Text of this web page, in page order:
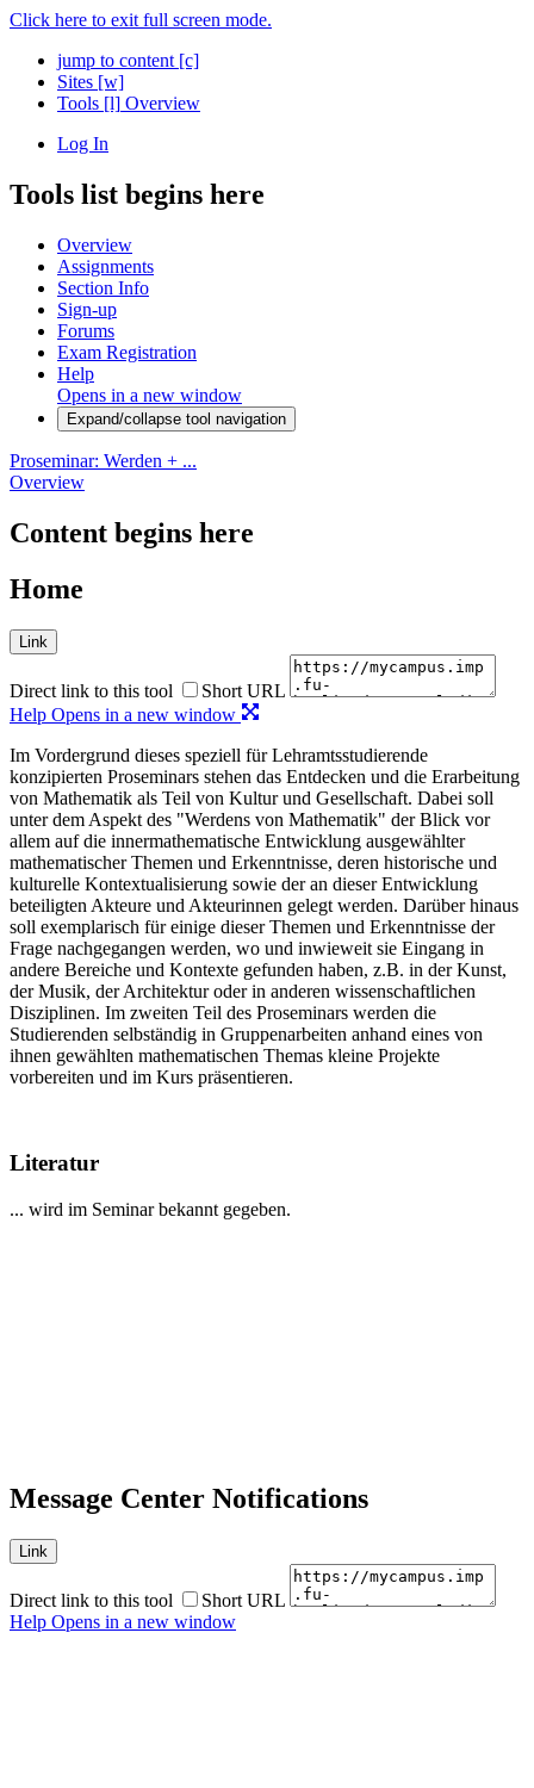
Click here to exit full screen mode.
jump to content [c]
Sites [w]
Tools [l] Overview
Log In
Tools list begins here
Overview
Assignments
Section Info
Sign-up
Forums
Exam Registration
Help
Opens in a new window
Expand/collapse tool navigation
Proseminar: Werden + ...
Overview
Content begins here
Home
Link
Direct link to this tool
Short URL
Help Opens in a new window
Im Vordergrund dieses speziell für Lehramtsstudierende
konzipierten Proseminars stehen das Entdecken und die Erarbeitung
von Mathematik als Teil von Kultur und Gesellschaft. Dabei soll
unter dem Aspekt des "Werdens von Mathematik" der Blick vor
allem auf die innermathematische Entwicklung ausgewählter
mathematischer Themen und Erkenntnisse, deren historische und
kulturelle Kontextualisierung sowie der an dieser Entwicklung
beteiligten Akteure und Akteurinnen gelegt werden. Darüber hinaus
soll exemplarisch für einige dieser Themen und Erkenntnisse der
Frage nachgegangen werden, wo und inwieweit sie Eingang in
andere Bereiche und Kontexte gefunden haben, z.B. in der Kunst,
der Musik, der Architektur oder in anderen wissenschaftlichen
Disziplinen. Im zweiten Teil des Proseminars werden die
Studierenden selbständig in Gruppenarbeiten anhand eines von
ihnen gewählten mathematischen Themas kleine Projekte
vorbereiten und im Kurs präsentieren.
Literatur
... wird im Seminar bekannt gegeben.
Message Center Notifications
Link
Direct link to this tool
Short URL
Help Opens in a new window